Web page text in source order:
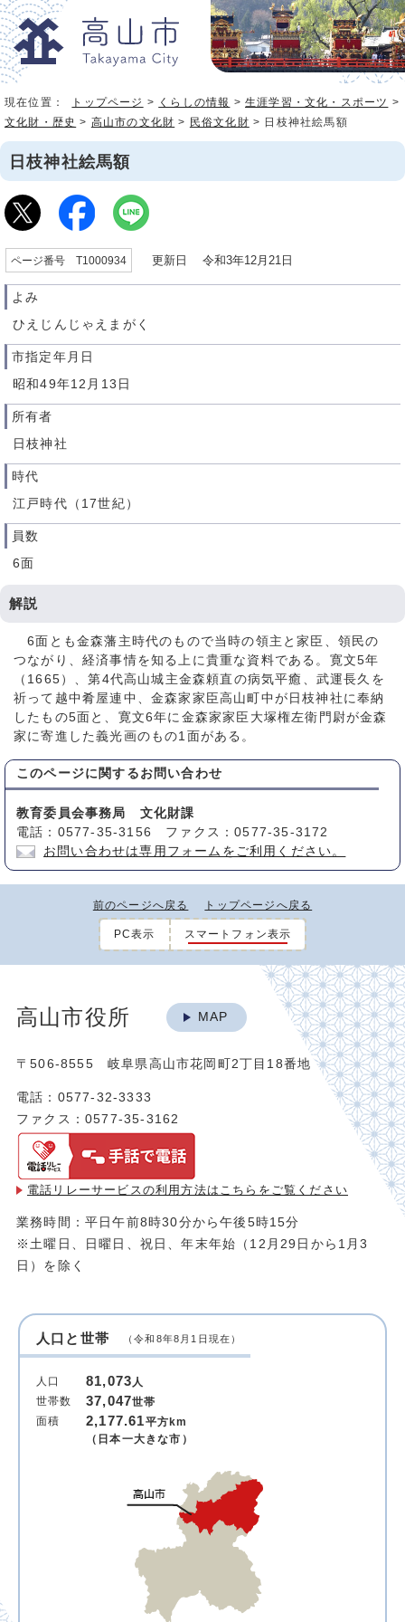
現在位置： トップページ > くらしの情報 >生涯学習・文化・スポーツ >
文化財・歴史 > 高山市の文化財 > 民俗文化財 > 日枝神社絵馬額
日枝神社絵馬額
ページ番号 T1000934 更新日 令和3年12月21日
よみ
ひえじんじゃえまがく
市指定年月日
昭和49年12月13日
所有者
日枝神社
時代
江戸時代（17世紀）
員数
6面
解説
6面とも金森藩主時代のもので当時の領主と家臣、領民の
つながり、経済事情を知る上に貴重な資料である。寛文5年
（1665）、第4代高山城主金森頼直の病気平癒、武運長久を
祈って越中肴屋連中、金森家家臣高山町中が日枝神社に奉納
したもの5面と、寛文6年に金森家家臣大塚権左衛門尉が金森
家に寄進した義光画のもの1面がある。
このページに関する お問い合わせ
教育委員会事務局 文化財課
電話：0577-35-3156 ファクス：0577-35-3172
お問い合わせは専用フォームをご利用ください。
前のページへ戻る トップページへ戻る
PC表示 スマートフォン表示
高山市役所 MAP
〒506-8555 岐阜県高山市花岡町2丁目18番地
電話：0577-32-3333
ファクス：0577-35-3162
電話リレーサービスの利用方法は こちらをご覧ください
業務時間：平日午前8時30分から午後5時15分
※土曜日、日曜日、祝日、年末年始（12月29日から1月3
日）を除く
人口と世帯 （令和8年8月1日現在）
人口 81,073人
世帯数
37,047世帯
面積
2,177.61平方km
（日本一大きな市）